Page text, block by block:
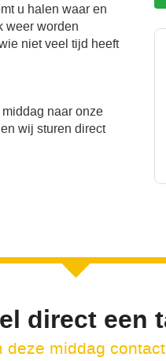
u halen waar en
weer worden
niet veel tijd heeft
naar onze
wij sturen direct
direct een
deze middag